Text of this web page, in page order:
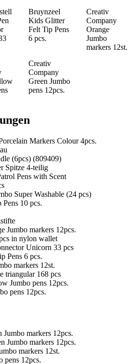
Bruynzeel
Kids Glitter
Felt Tip Pens
6 pcs.
Creativ
Company
Orange
Jumbo
markers 12st.
Creativ
Company
Green Jumbo
pens 12pcs.
Markers Colour 4pcs.
(6pcs) (809409)
Spitze 4-teilig
Pens with Scent
Super Washable (24 pcs)
10 pcs.
Jumbo markers 12pcs.
in nylon wallet
Unicorn 33 pcs
Pens 6 pcs.
markers 12st.
triangular 168 pcs
Jumbo pens 12pcs.
pens 12pcs.
markers 12pcs.
Jumbo markers 12pcs.
markers 12st.
pens 12pcs.